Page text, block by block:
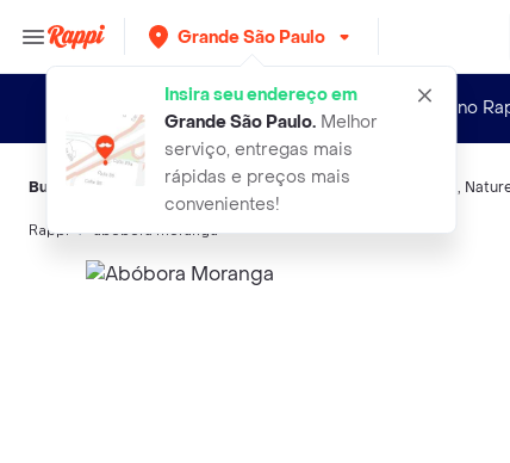
Grande São Paulo
Insira seu endereço em
Grande São Paulo.Melhor
serviço, entregas mais
rápidas e preços mais
convenientes!
Novo no
Buscas relacionadas:Legumes,Sem Trademark ,
Rappi abobora moranga